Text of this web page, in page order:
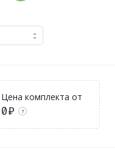
Цена комплекта от
0₽ ?